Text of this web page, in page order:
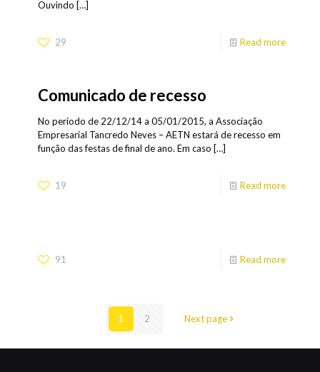
Ouvindo […]
29 Read more
Comunicado de recesso
No período de 22/12/14 a 05/01/2015, a Associação
Empresarial Tancredo Neves – AETN estará de recesso em
função das festas de final de ano. Em caso […]
19 Read more
91 Read more
1 2 Next page